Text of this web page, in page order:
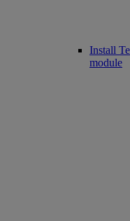
Install
module